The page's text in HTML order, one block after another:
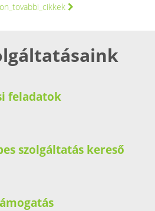
feladatok
szolgáltatás kereső